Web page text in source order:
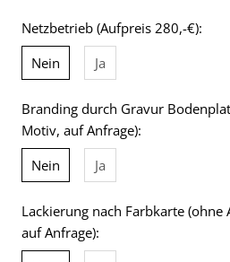
Netzbetrieb (Aufpreis 280,-€):
Nein
Ja
Branding durch Gravur
Motiv, auf Anfrage):
Nein
Ja
Lackierung nach Farbkarte (ohne
auf Anfrage):